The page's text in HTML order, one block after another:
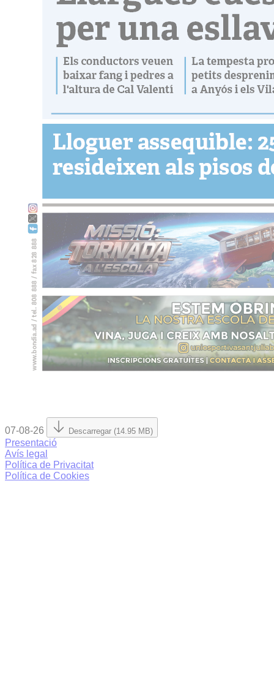
07-08-26 Descarregar (14.95 MB)
Presentació
Avís legal
Política de Privacitat
Política de Cookies